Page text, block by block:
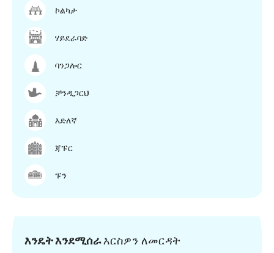
ኮልካታ
ሃይደራባድ
ባንጋሎር
ቻንዲጋርህ
እድለኛ
ጃፑር
ፑን
እንዴት እንደሚሰራእርስዎን ለመርዳት